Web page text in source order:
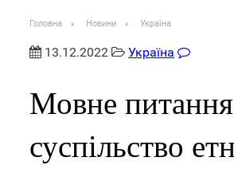
Головна Новини Україна
13.12.2022 Україна
Мовне питання
суспільство